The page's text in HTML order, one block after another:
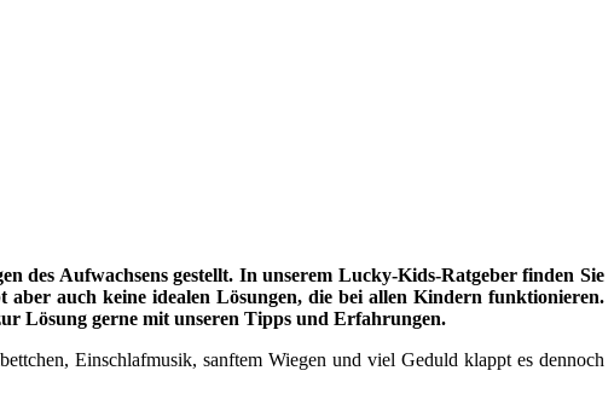
des Aufwachsens gestellt. In unserem Lucky-Kids-Ratgeber finden Sie
auch keine idealen Lösungen, die bei allen Kindern funktionieren.
Lösung gerne mit unseren Tipps und Erfahrungen.
Einschlafmusik, sanftem Wiegen und viel Geduld klappt es dennoch